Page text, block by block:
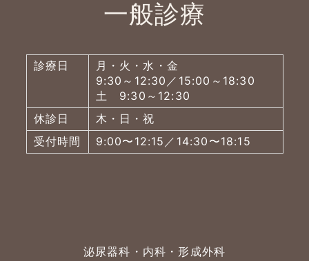
一般診療
診療日
月・火・水・金
9:30～12:30／15:00～18:30
土 9:30～12:30
休診日
木・日・祝
受付時間
9:00〜12:15／14:30〜18:15
泌尿器科・内科・形成外科